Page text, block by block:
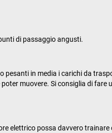
di passaggio angusti.
in media i carichi da
muovere. Si consiglia di fare
elettrico possa davvero trainare